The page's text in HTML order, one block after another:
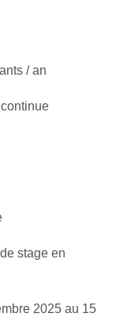
d’une
/ an
stage en
2025 au 15